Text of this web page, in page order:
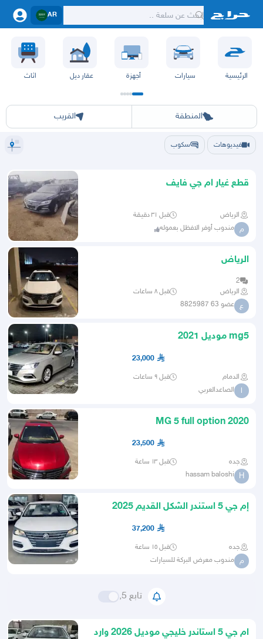
AR
الرئيسية سيارات أجهزة عقار ديل اثاث
المنطقة
الرياض جده القصيم الباحة
القريب
فيديوهات سكوب
قطع غيار ام جي فايف
الرياض قبل ٣١ دقيقة
م مندوب أوفر الافظل بعموله
الرياض
2
الرياض
قبل ٨ ساعات
ع عضو 63 8825987
mg5 موديل 2021
23,000
الدمام قبل ٩ ساعات
ا الصاعدالعربي
MG 5 full option 2020
23,500
جده قبل ١٣ ساعة
H
hassam baloshi
إم جي 5 استندر الشكل القديم 2025
37,200
جده قبل ١٥ ساعة
م مندوب معرض البركة للسيارات
تابع 5,
ام جي 5 استاندر خليجي موديل 2026 وارد